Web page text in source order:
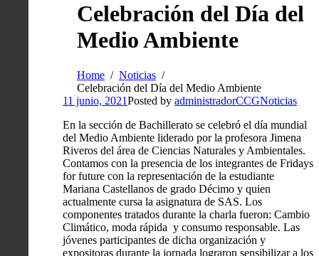
Celebración del Día del
Medio Ambiente
Home
Noticias
Celebración del Día del Medio Ambiente
11 junio, 2021Posted by administradorCCGNoticias
En la sección de Bachillerato se celebró el día mundial
del Medio Ambiente liderado por la profesora Jimena
Riveros del área de Ciencias Naturales y Ambientales.
Contamos con la presencia de los integrantes de Fridays
for future con la representación de la estudiante
Mariana Castellanos de grado Décimo y quien
actualmente cursa la asignatura de SAS. Los
componentes tratados durante la charla fueron: Cambio
Climático, moda rápida y consumo responsable. Las
jóvenes participantes de dicha organización y
expositoras durante la jornada lograron sensibilizar a los